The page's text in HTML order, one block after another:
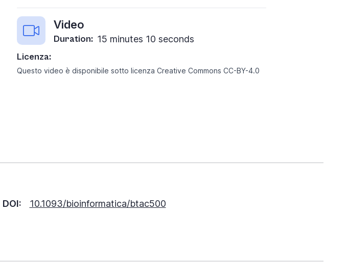
Video
Duration: 15 minutes 10 seconds
Licenza:
Questo video è disponibile sotto licenza Creative Commons CC-BY-4.0
DOI: 10.1093/bioinformatica/btac500